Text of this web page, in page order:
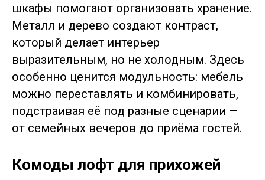
шкафы помогают организовать хранение.
Металл и дерево создают контраст,
который делает интерьер
выразительным, но не холодным. Здесь
особенно ценится модульность: мебель
можно переставлять и комбинировать,
подстраивая её под разные сценарии —
от семейных вечеров до приёма гостей.
Комоды лофт для прихожей